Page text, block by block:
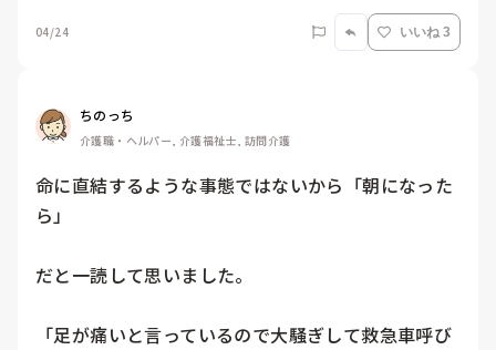
04/24 いいね 3
ちのっち
介護職・ヘルパー, 介護福祉士, 訪問介護
命に直結するような事態ではないから「朝になった
ら」
だと一読して思いました。
「足が痛いと言っているので大騒ぎして救急車呼び